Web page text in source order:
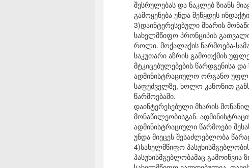
შესრულებას და ნაკლებ ზიანს
გამოყენება უნდა შეწყდეს
3)დაინტერესებული მხარის
სახელმწიფო პრონციპის
როლი. მოქალაქის წარმოება-
საკუთარი აზრის გამოთქმის
მტკიცებულებების წარდგენისა
ადმინისტრაციულო ორგანო
საფუძველზე, ხოლო კანონით
წარმოებაში.
დაინტერესებული მხარის
მონაწილეობისგან.
ადმინისტრაციული წარმოები
უნდა მიეცეს შესაძლებლობა
4)სახელმწიფო
პასუხისმგებლობამაც გამოიწვია